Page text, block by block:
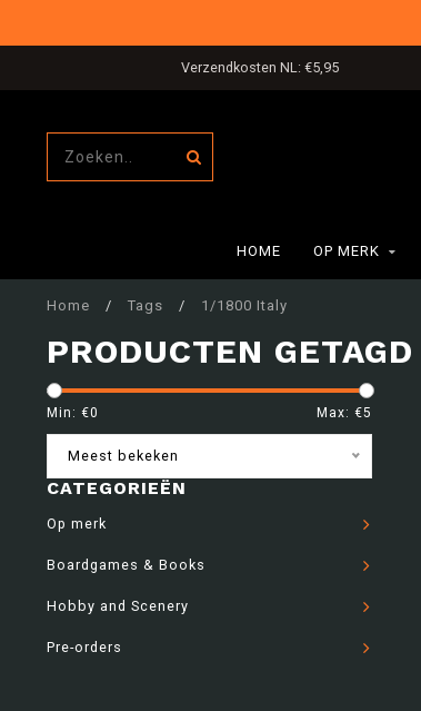
Verzendkosten NL: €5,95
HOME OP MERK
Home / Tags / 1/1800 Italy
PRODUCTEN
Min: €0 Max: €5
Meest bekeken
CATEGORIEËN
Op merk
Boardgames & Books
Hobby and Scenery
Pre-orders